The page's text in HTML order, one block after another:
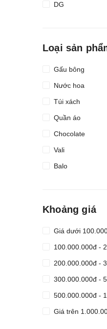
DG
Loại sản
Gấu bông
Nước hoa
Túi xách
Quần áo
Chocolate
Vali
Balo
Nhẫn
Khoảng giá
Giá dưới
100.000.000đ -
200.000.000đ -
300.000.000đ -
500.000.000đ -
Giá trên